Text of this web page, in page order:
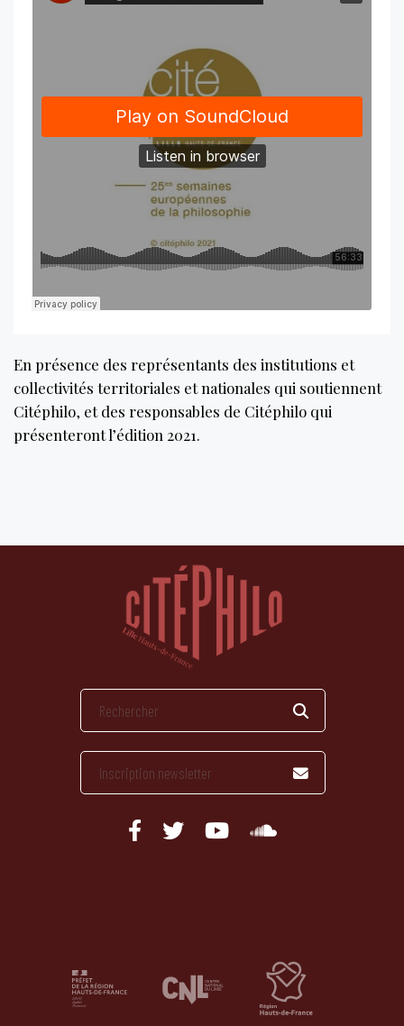
En présence des représentants des institutions et
collectivités territoriales et nationales qui soutiennent
Citéphilo, et des responsables de Citéphilo qui
présenteront l’édition 2021.